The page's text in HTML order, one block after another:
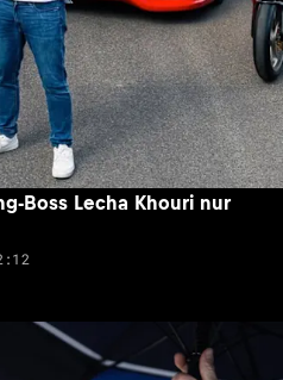
Boss Lecha Khouri nur